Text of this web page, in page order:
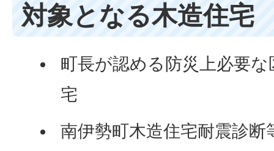
対象となる木造住宅
町長が認める防災上必要
宅
南伊勢町木造住宅耐震診